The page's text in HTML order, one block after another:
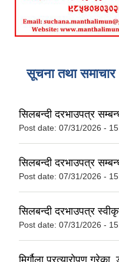
सूचना तथा समाचार
सिलबन्दी दरभाउपत्र
Post date: 07/31/2026 -
सिलबन्दी दरभाउपत्र
Post date: 07/31/2026 -
सिलबन्दी दरभाउपत्र
Post date: 07/31/2026 -
मिर्गौला प्रत्यारोपण